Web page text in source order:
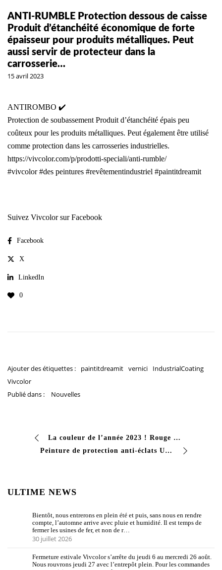
ANTI-RUMBLE Protection dessous de caisse
Produit d’étanchéité économique de forte
épaisseur pour produits métalliques. Peut
aussi servir de protecteur dans la
carrosserie…
15 avril 2023
ANTIROMBO ✔️
Protection de soubassement Produit d’étanchéité épais peu
coûteux pour les produits métalliques. Peut également être utilisé
comme protection dans les carrosseries industrielles.
https://vivcolor.com/p/prodotti-speciali/anti-rumble/
#vivcolor #des peintures #revêtementindustriel #paintitdreamit
Suivez Vivcolor sur Facebook
Facebook
X
LinkedIn
0
Ajouter des étiquettes : paintitdreamit vernici
IndustrialCoating
Vivcolor
Publié dans :
Nouvelles
La couleur de l’année 2023 ! Rouge vif, très proche du Rouge Carmin, transmettant joie et optimisme ! #peintures #vivcolor #industrialcoating #dreamitpaintit…
Peinture de protection anti-éclats UNDERBODY Revêtement de protection en plastique à séchage rapide pouvant être repeint pour les bandes latérales et le dessous de caisse. Offre de bons #…
ULTIME NEWS
Bientôt, nous entrerons en plein été et puis, sans nous en rendre
compte, l’automne arrive avec pluie et humidité. Il est temps de
fermer les usines de fer, et non de r…
30 juillet 2026
Fermeture estivale Vivcolor s’arrête du jeudi 6 au mercredi 26 août.
Nous rouvrons jeudi 27 avec l’entrepôt plein. Pour les commandes